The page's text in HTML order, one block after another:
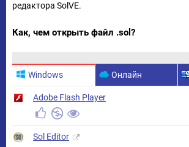
редактора SolVE.
Как, чем открыть файл .sol?
Windows Онлайн
Adobe Flash Player
Sol Editor